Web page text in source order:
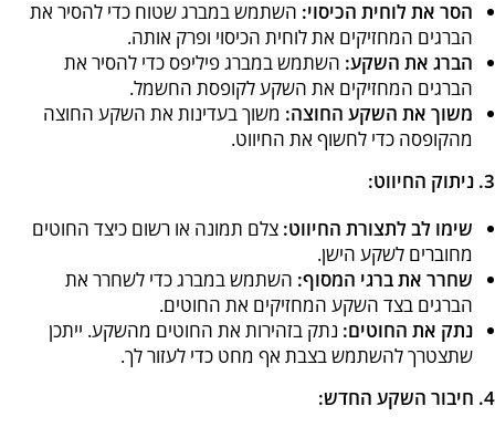
הסר את לוחית הכיסוי: השתמש במברג שטוח כדי להסיר את
הברגים המחזיקים את לוחית הכיסוי ופרק אותה.
הברג את השקע: השתמש במברג פיליפס כדי להסיר את
הברגים המחזיקים את השקע לקופסת החשמל.
משוך את השקע החוצה: משוך בעדינות את השקע החוצה
מהקופסה כדי לחשוף את החיווט.
3. ניתוק החיווט:
שימו לב לתצורת החיווט: צלם תמונה או רשום כיצד החוטים
מחוברים לשקע הישן.
שחרר את ברגי המסוף: השתמש במברג כדי לשחרר את
הברגים בצד השקע המחזיקים את החוטים.
נתק את החוטים: נתק בזהירות את החוטים מהשקע. ייתכן
שתצטרך להשתמש בצבת אף מחט כדי לעזור לך.
4. חיבור השקע החדש: